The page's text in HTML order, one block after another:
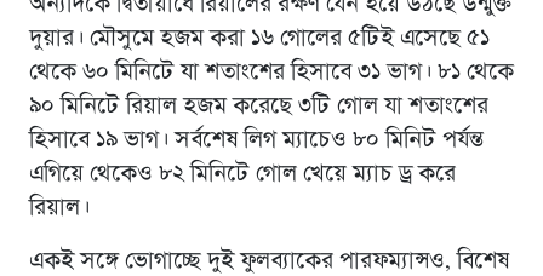
অন্যদিকে দ্বিতীয়ার্ধে রিয়ালের রক্ষণ যেন হয়ে উঠছে উন্মুক্ত
দুয়ার। মৌসুমে হজম করা ১৬ গোলের ৫টিই এসেছে ৫১
থেকে ৬০ মিনিটে যা শতাংশের হিসাবে ৩১ ভাগ। ৮১ থেকে
৯০ মিনিটে রিয়াল হজম করেছে ৩টি গোল যা শতাংশের
হিসাবে ১৯ ভাগ। সর্বশেষ লিগ ম্যাচেও ৮০ মিনিট পর্যন্ত
এগিয়ে থেকেও ৮২ মিনিটে গোল খেয়ে ম্যাচ ড্র করে
রিয়াল।
একই সঙ্গে ভোগাচ্ছে দুই ফুলব্যাকের পারফম্যান্সও, বিশেষ